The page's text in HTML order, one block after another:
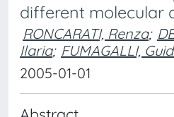
different molecular
RONCARATI, Renza;
Ilaria; FUMAGALLI,
2005-01-01